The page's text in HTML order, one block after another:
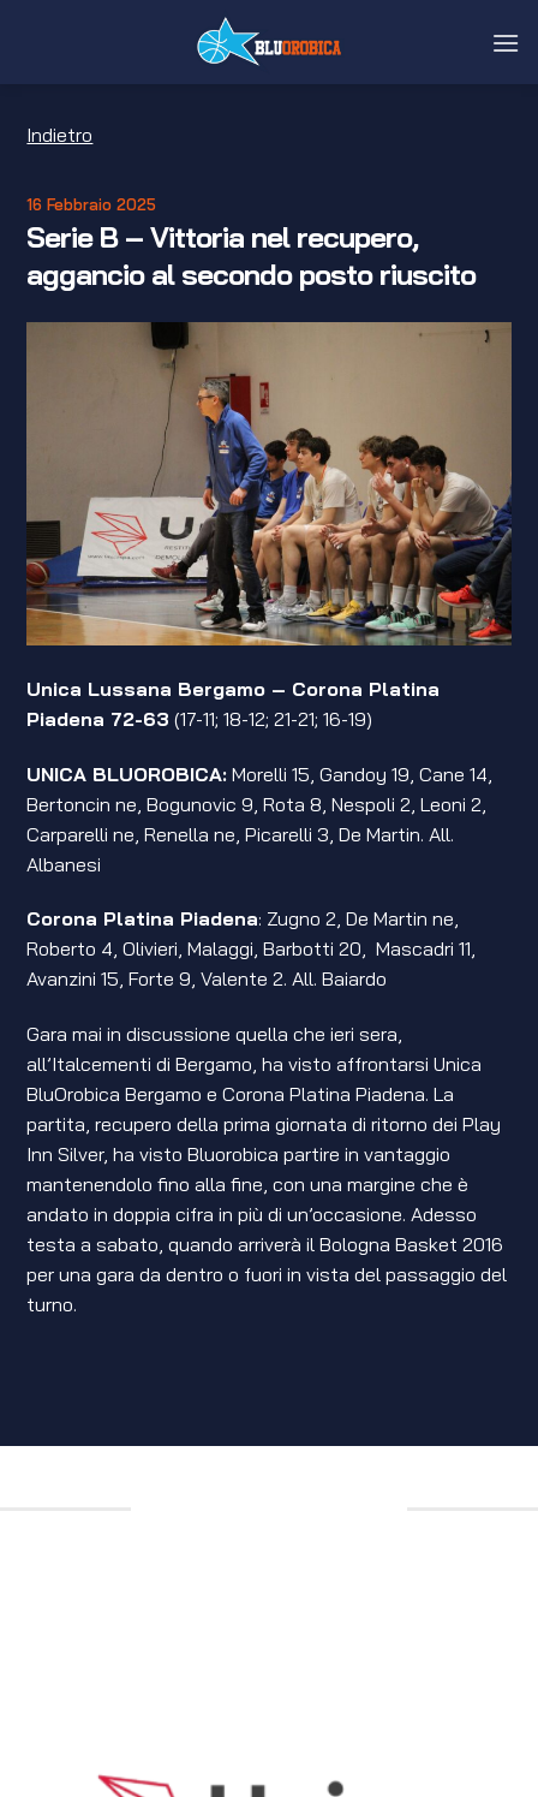
Indietro
16 Febbraio 2025
Serie B – Vittoria nel recupero,
aggancio al secondo posto riuscito
Unica Lussana Bergamo – Corona Platina
Piadena 72-63 (17-11; 18-12; 21-21; 16-19)
UNICA BLUOROBICA: Morelli 15, Gandoy 19, Cane 14,
Bertoncin ne, Bogunovic 9, Rota 8, Nespoli 2, Leoni 2,
Carparelli ne, Renella ne, Picarelli 3, De Martin. All.
Albanesi
Corona Platina Piadena: Zugno 2, De Martin ne,
Roberto 4, Olivieri, Malaggi, Barbotti 20, Mascadri 11,
Avanzini 15, Forte 9, Valente 2. All. Baiardo
Gara mai in discussione quella che ieri sera,
all’Italcementi di Bergamo, ha visto affrontarsi Unica
BluOrobica Bergamo e Corona Platina Piadena. La
partita, recupero della prima giornata di ritorno dei Play
Inn Silver, ha visto Bluorobica partire in vantaggio
mantenendolo fino alla fine, con una margine che è
andato in doppia cifra in più di un’occasione. Adesso
testa a sabato, quando arriverà il Bologna Basket 2016
per una gara da dentro o fuori in vista del passaggio del
turno.